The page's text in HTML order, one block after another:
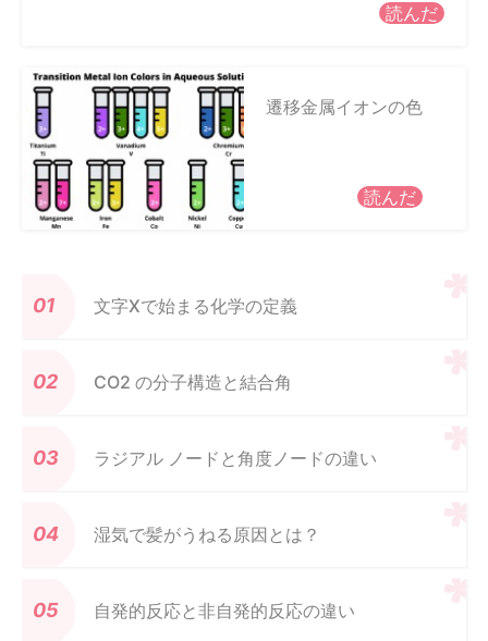
読んだ
遷移金属イオンの色
読んだ
文字Xで始まる化学の定義
CO2 の分子構造と結合角
ラジアル ノードと角度ノードの違い
湿気で髪がうねる原因とは？
自発的反応と非自発的反応の違い